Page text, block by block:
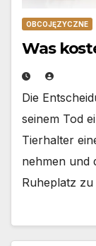
OBCOJĘZYCZNE
Was
Die
seinem Tod
Tierhalter
nehmen und
Ruheplatz